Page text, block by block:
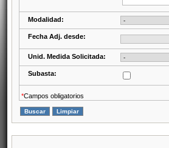
Modalidad:
Fecha Adj. desde:
Unid. Medida Solicitada:
Subasta:
*Campos obligatorios